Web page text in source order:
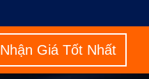
Nhận Giá Tốt Nhất